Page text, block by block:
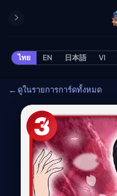
ไทย EN 日本語 VI
← ดูในรายการการ์ดทั้งหมด